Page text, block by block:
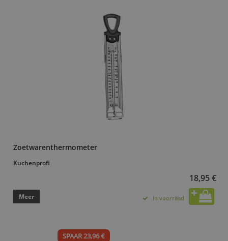
Zoetwarenthermometer
Kuchenprofi
18,95 €
Meer In voorraad
SPAAR 23,96 €